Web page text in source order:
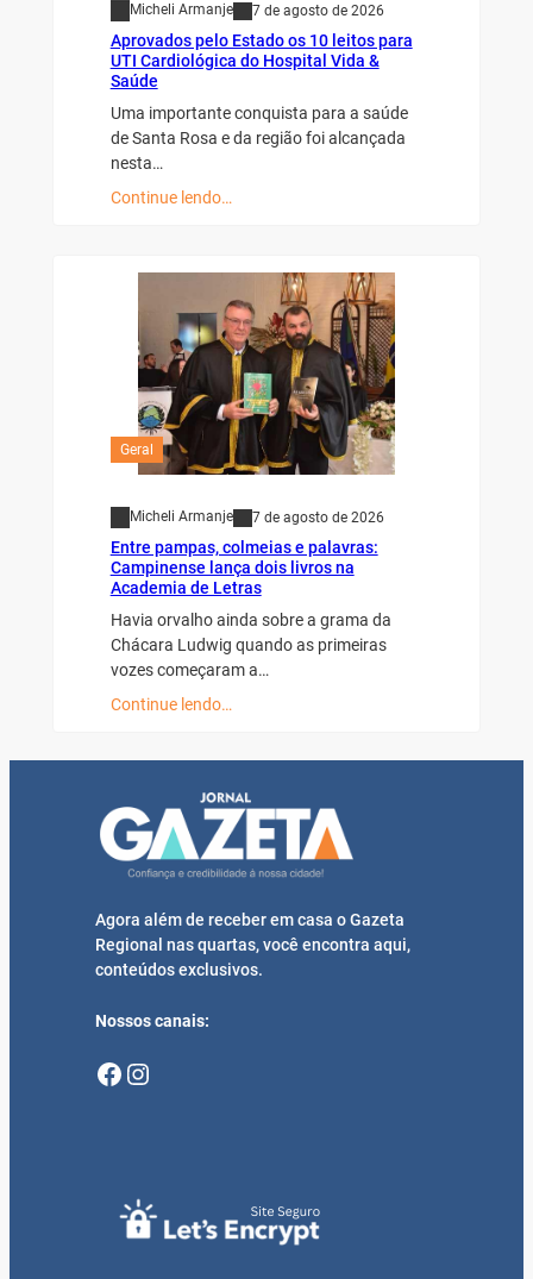
Micheli Armanje 7 de agosto de 2026
Aprovados pelo Estado os 10 leitos para
UTI Cardiológica do Hospital Vida &
Saúde
Uma importante conquista para a saúde
de Santa Rosa e da região foi alcançada
nesta…
Continue lendo…
Geral
Micheli Armanje 7 de agosto de 2026
Entre pampas, colmeias e palavras:
Campinense lança dois livros na
Academia de Letras
Havia orvalho ainda sobre a grama da
Chácara Ludwig quando as primeiras
vozes começaram a…
Continue lendo…
Agora além de receber em casa o Gazeta
Regional nas quartas, você encontra aqui,
conteúdos exclusivos.
Nossos canais:
Facebook Instagram